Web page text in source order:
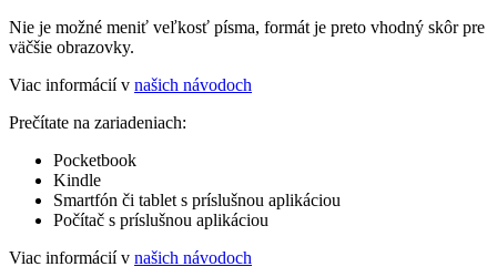
Nie je možné meniť veľkosť písma, formát je preto vhodný skôr pre
väčšie obrazovky.
Viac informácií v našich návodoch
Prečítate na zariadeniach:
Pocketbook
Kindle
Smartfón či tablet s príslušnou aplikáciou
Počítač s príslušnou aplikáciou
Viac informácií v našich návodoch